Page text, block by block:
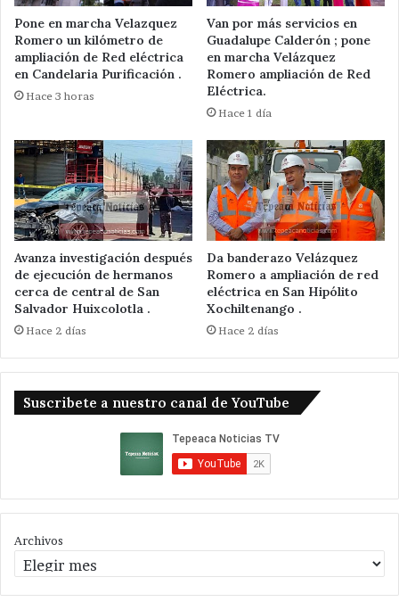
Pone en marcha Velazquez
Romero un kilómetro de
ampliación de Red eléctrica
en Candelaria Purificación .
Hace 3 horas
Van por más servicios en
Guadalupe Calderón ; pone
en marcha Velázquez
Romero ampliación de Red
Eléctrica.
Hace 1 día
Avanza investigación después
de ejecución de hermanos
cerca de central de San
Salvador Huixcolotla .
Hace 2 días
Da banderazo Velázquez
Romero a ampliación de red
eléctrica en San Hipólito
Xochiltenango .
Hace 2 días
Suscribete a nuestro canal de YouTube
Archivos